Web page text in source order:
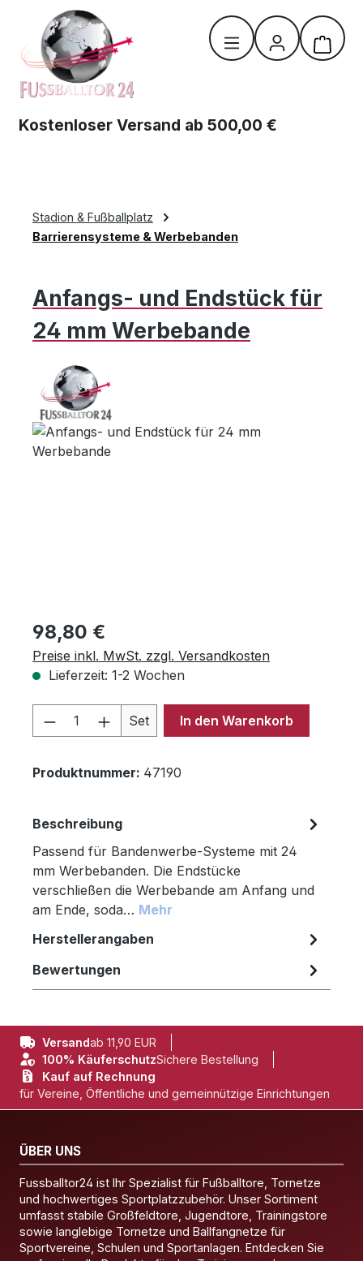
Zum Hauptinhalt springen
Kostenloser Versand ab 500,00 €
Stadion & Fußballplatz
Barrierensysteme & Werbebanden
Anfangs- und Endstück für
24 mm Werbebande
Bildergalerie überspringen
Regulärer Preis:
98,80 €
Preise inkl. MwSt. zzgl. Versandkosten
Lieferzeit: 1-2 Wochen
Produkt Anzahl: Gib den
Set In den Warenkorb
Produktnummer: 47190
Beschreibung
Passend für Bandenwerbe-Systeme mit 24
mm Werbebanden. Die Endstücke
verschließen die Werbebande am Anfang und
am Ende, soda… Mehr
Herstellerangaben
Bewertungen
Versandab 11,90 EUR
100% KäuferschutzSichere Bestellung
Kauf auf Rechnung
für Vereine, Öffentliche und gemeinnützige Einrichtungen
ÜBER UNS
Fussballtor24 ist Ihr Spezialist für Fußballtore, Tornetze
und hochwertiges Sportplatzzubehör. Unser Sortiment
umfasst stabile Großfeldtore, Jugendtore, Trainingstore
sowie langlebige Tornetze und Ballfangnetze für
Sportvereine, Schulen und Sportanlagen. Entdecken Sie